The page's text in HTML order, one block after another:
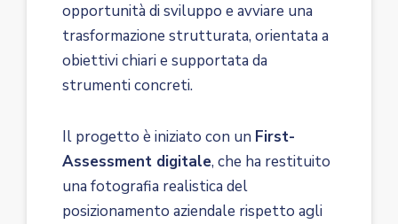
opportunità di sviluppo e avviare una
trasformazione strutturata, orientata a
obiettivi chiari e supportata da
strumenti concreti.
Il progetto è iniziato con un First-
Assessment digitale, che ha restituito
una fotografia realistica del
posizionamento aziendale rispetto agli